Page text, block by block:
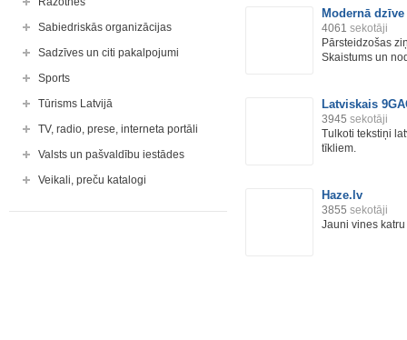
Sabiedriskās organizācijas
Sadzīves un citi pakalpojumi
Sports
Tūrisms Latvijā
TV, radio, prese, interneta portāli
Valsts un pašvaldību iestādes
Veikali, preču katalogi
Modernā dzīve
4061 sekotāji
Pārsteidzošas
Skaistums un
Latviskais
3945 sekotāji
Tulkoti tekstiņi
tīkliem.
Haze.lv
3855 sekotāji
Jauni vines